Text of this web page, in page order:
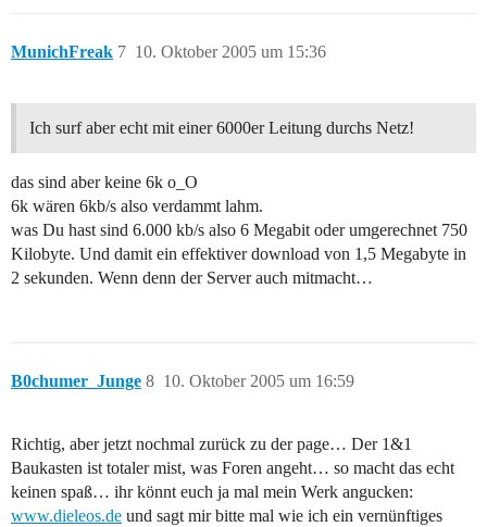
MunichFreak 10. Oktober 2005 um 15:36
7
Ich surf aber echt mit einer 6000er Leitung durchs Netz!
das sind aber keine 6k o_O
6k wären 6kb/s also verdammt lahm.
was Du hast sind 6.000 kb/s also 6 Megabit oder umgerechnet 750
Kilobyte. Und damit ein effektiver download von 1,5 Megabyte in
2 sekunden. Wenn denn der Server auch mitmacht…
B0chumer_Junge 10. Oktober 2005 um 16:59
8
Richtig, aber jetzt nochmal zurück zu der page… Der 1&1
Baukasten ist totaler mist, was Foren angeht… so macht das echt
keinen spaß… ihr könnt euch ja mal mein Werk angucken:
www.dieleos.de und sagt mir bitte mal wie ich ein vernünftiges